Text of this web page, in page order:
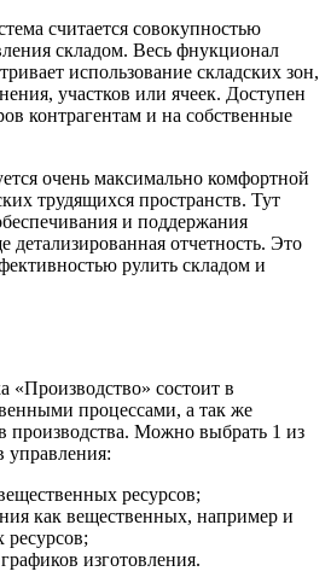
считается совокупностью
складом. Весь фнукционал
использование складских зон,
участков или ячеек. Доступен
контрагентам и на собственные
очень максимально комфортной
трудящихся пространств. Тут
и поддержания
детализированная отчетность. Это
рулить складом и
«Производство» состоит в
процессами, а так же
производства. Можно выбрать 1 из
управления:
ресурсов;
как вещественных, например и
ресурсов;
изготовления.